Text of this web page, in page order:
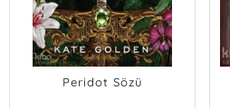
Peridot Sözü